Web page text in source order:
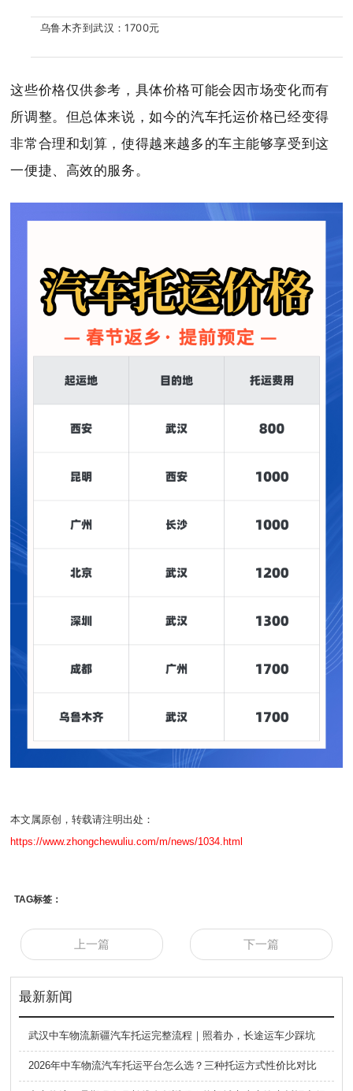
乌鲁木齐到武汉：1700元
这些价格仅供参考，具体价格可能会因市场变化而有
所调整。但总体来说，如今的汽车托运价格已经变得
非常合理和划算，使得越来越多的车主能够享受到这
一便捷、高效的服务。
本文属原创，转载请注明出处：
https://www.zhongchewuliu.com/m/news/1034.html
TAG标签：
上一篇 下一篇
最新新闻
武汉中车物流新疆汽车托运完整流程｜照着办，长途运车少踩坑
2026年中车物流汽车托运平台怎么选？三种托运方式性价比对比